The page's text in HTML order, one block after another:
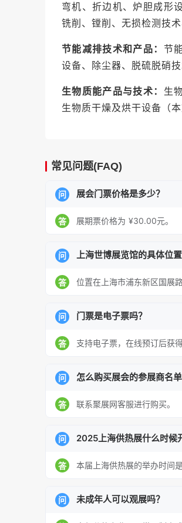
弯机、折边机、炉胆成形
铣削、镗削、无损检测技
节能减排技术和产品： 节
设备、除尘器、脱硫脱硝
生物质能产品与技术： 生
生物质干燥及烘干设备 （
常见问题(FAQ)
问 展会门票价格是多少？
答 展期票价格为 ¥30.00元。
问 上海世博展览馆的具体位置
答 位置在上海市浦东新区国展
问 门票是电子票吗？
答 支持电子票，在线预订后获得
问 怎么购买展会的参展商名单
答 联系聚展网客服进行购买。
问 2025上海供热展什么时候
答 本届上海供热展的举办时间
问 未成年人可以观展吗？